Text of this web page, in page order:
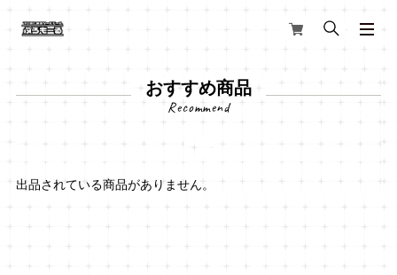
おすすめ商品
出品されている商品がありません。